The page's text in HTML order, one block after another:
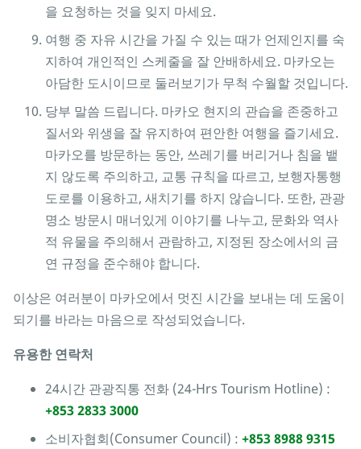
을 요청하는 것을 잊지 마세요.
여행 중 자유 시간을 가질 수 있는 때가 언제인지를 숙
지하여 개인적인 스케줄을 잘 안배하세요. 마카오는
아담한 도시이므로 둘러보기가 무척 수월할 것입니다.
당부 말씀 드립니다. 마카오 현지의 관습을 존중하고
질서와 위생을 잘 유지하여 편안한 여행을 즐기세요.
마카오를 방문하는 동안, 쓰레기를 버리거나 침을 뱉
지 않도록 주의하고, 교통 규칙을 따르고, 보행자통행
도로를 이용하고, 새치기를 하지 않습니다. 또한, 관광
명소 방문시 매너있게 이야기를 나누고, 문화와 역사
적 유물을 주의해서 관람하고, 지정된 장소에서의 금
연 규정을 준수해야 합니다.
이상은 여러분이 마카오에서 멋진 시간을 보내는 데 도움이
되기를 바라는 마음으로 작성되었습니다.
유용한 연락처
24시간 관광직통 전화 (24-Hrs Tourism Hotline) :
+853 2833 3000
소비자협회(Consumer Council) : +853 8988 9315